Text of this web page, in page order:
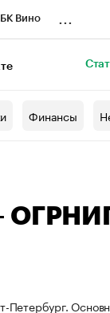
Вино
Финансы